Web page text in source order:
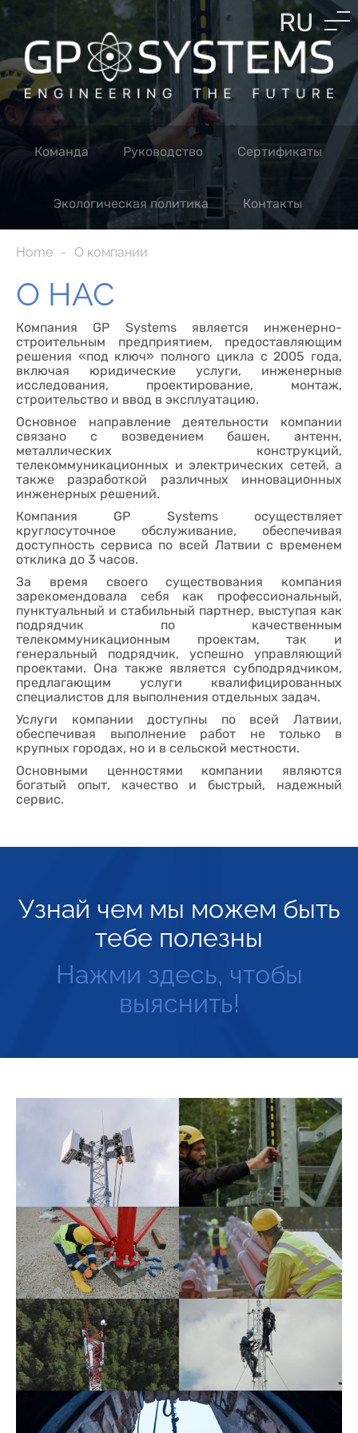
Команда Руководство Сертификаты
Экологическая политика Контакты
Home О компании
О НАС
Компания GP Systems является инженерно-
строительным предприятием, предоставляющим
решения «под ключ» полного цикла с 2005 года,
включая юридические услуги, инженерные
исследования, проектирование, монтаж,
строительство и ввод в эксплуатацию.
Основное направление деятельности компании
связано с возведением башен, антенн,
металлических конструкций,
телекоммуникационных и электрических сетей, а
также разработкой различных инновационных
инженерных решений.
Компания GP Systems осуществляет
круглосуточное обслуживание, обеспечивая
доступность сервиса по всей Латвии с временем
отклика до 3 часов.
За время своего существования компания
зарекомендовала себя как профессиональный,
пунктуальный и стабильный партнер, выступая как
подрядчик по качественным
телекоммуникационным проектам, так и
генеральный подрядчик, успешно управляющий
проектами. Она также является субподрядчиком,
предлагающим услуги квалифицированных
специалистов для выполнения отдельных задач.
Услуги компании доступны по всей Латвии,
обеспечивая выполнение работ не только в
крупных городах, но и в сельской местности.
Основными ценностями компании являются
богатый опыт, качество и быстрый, надежный
сервис.
Узнай чем мы можем быть
тебе полезны
Нажми здесь, чтобы
выяснить!
RU
EN
LV